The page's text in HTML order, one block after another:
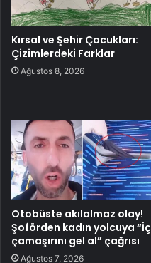
Kırsal ve Şehir Çocukları:
Çizimlerdeki Farklar
Ağustos 8, 2026
Otobüste akılalmaz olay!
Şoförden kadın yolcuya “İç
çamaşırını gel al” çağrısı
Ağustos 7, 2026